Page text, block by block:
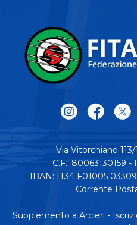
Via Vitorchiano
C.F.: 80063130159 -
IBAN: IT34 F01005
Corrente
Supplemento a Arcieri -